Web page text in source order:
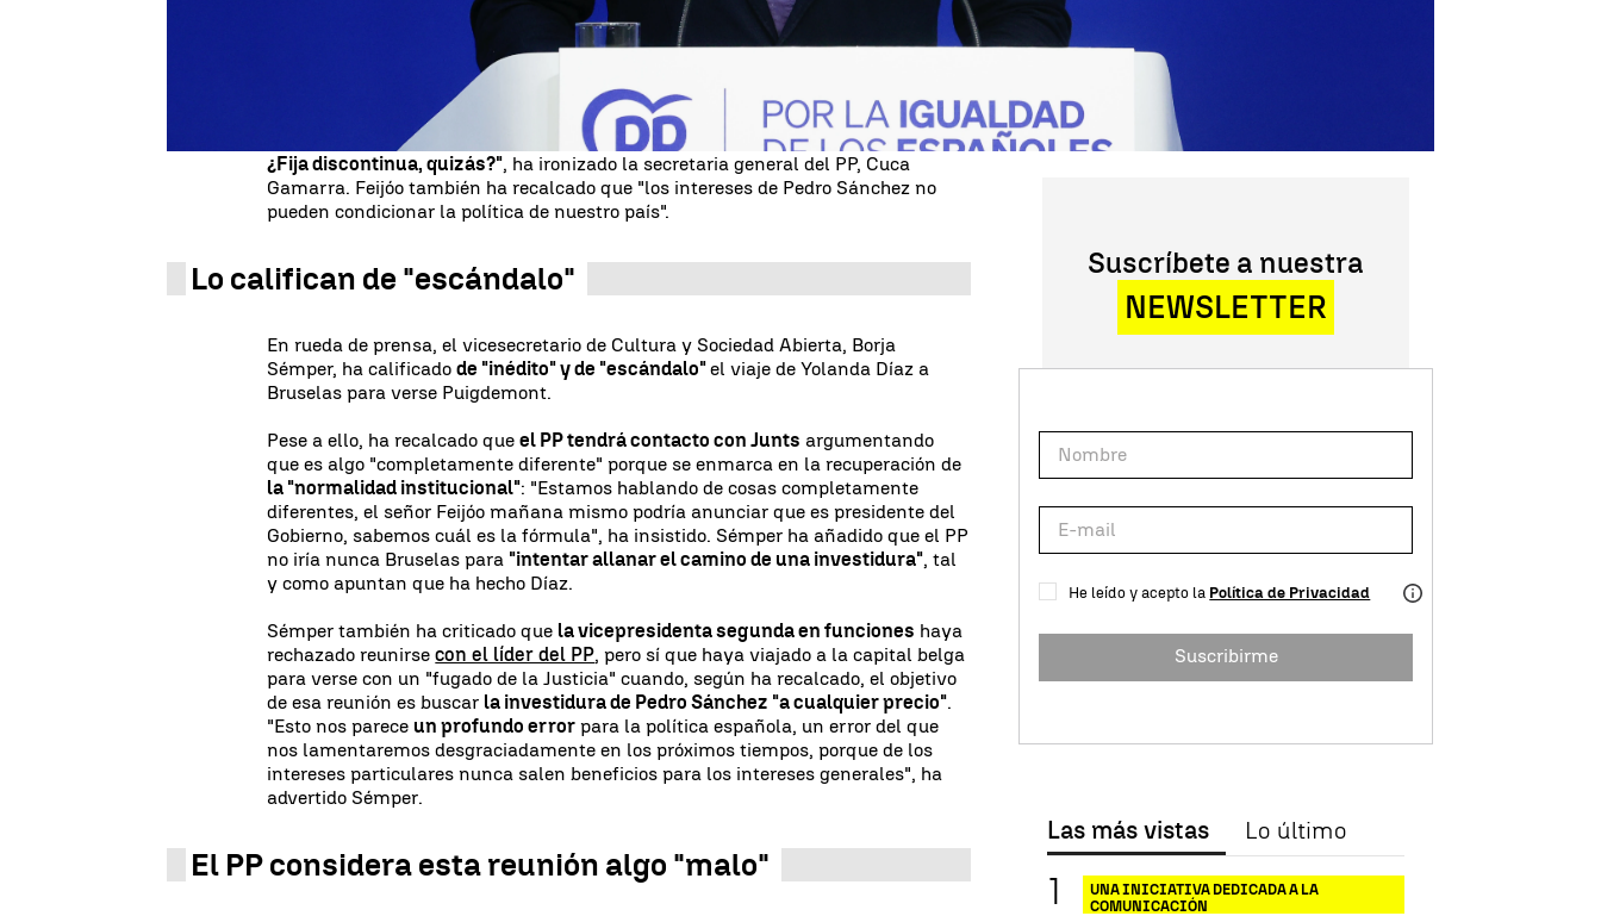
Alberto Núñez Feijóo, ha acusado al Gobierno de "negociar una
contraria a la Constitución y referéndums de autodeterminación".
Mientras, el ala socialista del Gobierno se ha desmarcado de ese viaje a Bruselas
de la líder de Sumar. Sin embargo, el PP ha afirmado que "una vicepresidenta lo
es 24 horas al día y 7 días a la semana".
"¿Es vicepresidenta a tiempo parcial?
¿Fija discontinua, quizás?", ha ironizado la secretaria general del PP, Cuca
Gamarra. Feijóo también ha recalcado que "los intereses de Pedro Sánchez no
pueden condicionar la política de nuestro país".
Lo califican de "escándalo"
En rueda de prensa, el vicesecretario de Cultura y Sociedad Abierta, Borja
Sémper, ha calificadode "inédito" y de "escándalo"el viaje de Yolanda Díaz a
Bruselas para verse Puigdemont.
Pese a ello, ha recalcado queel PP tendrá contacto con Junts argumentando
que es algo "completamente diferente" porque se enmarca en la recuperación de
la "normalidad institucional": "Estamos hablando de cosas completamente
diferentes, el señor Feijóo mañana mismo podría anunciar que es presidente del
Gobierno, sabemos cuál es la fórmula", ha insistido. Sémper ha añadido que el PP
no iría nunca Bruselas para "intentar allanar el camino de una investidura", tal
y como apuntan que ha hecho Díaz.
Sémper también ha criticado que la vicepresidenta segunda en funciones haya
rechazado reunirsecon el líder del PP, pero sí que haya viajado a la capital belga
para verse con un "fugado de la Justicia" cuando, según ha recalcado, el objetivo
de esa reunión es buscar la investidura de Pedro Sánchez "a cualquier precio".
"Esto nos parece un profundo error para la política española, un error del que
nos lamentaremos desgraciadamente en los próximos tiempos, porque de los
intereses particulares nunca salen beneficios para los intereses generales", ha
advertido Sémper.
El PP considera esta reunión algo "malo"
Suscríbete a nuestra
NEWSLETTER
He leído y acepto la Política de Privacidad
Suscribirme
Las más vistas Lo último
UNA INICIATIVA DEDICADA A LA
COMUNICACIÓN